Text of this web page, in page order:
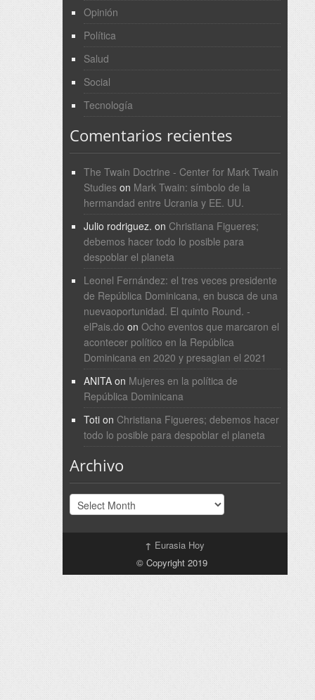
Opinión
Política
Salud
Social
Tecnología
Comentarios recientes
The Twain Doctrine - Center for Mark Twain
Studieson Mark Twain: símbolo de la
hermandad entre Ucrania y EE. UU.
Julio rodriguez. on Christiana Figueres;
debemos hacer todo lo posible para
despoblar el planeta
Leonel Fernández: el tres veces presidente
de República Dominicana, en busca de una
nuevaoportunidad. El quinto Round. -
elPais.do on Ocho eventos que marcaron el
acontecer político en la República
Dominicana en 2020 y presagian el 2021
ANITAon Mujeres en la política de
República Dominicana
Totion Christiana Figueres; debemos hacer
todo lo posible para despoblar el planeta
Archivo
Archivo
↑ Eurasia Hoy
© Copyright 2019